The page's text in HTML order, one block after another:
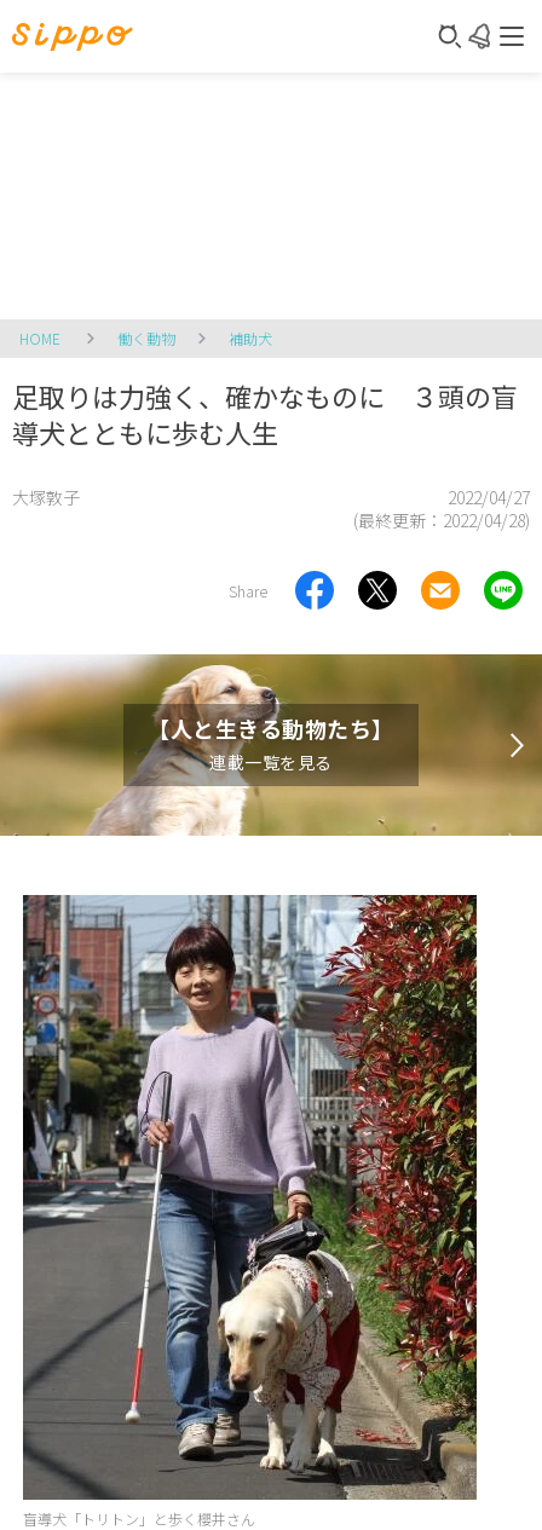
HOME 働く動物 補助犬
足取りは力強く、確かなものに ３頭の盲
導犬とともに歩む人生
大塚敦子
2022/04/27
(最終更新： 2022/04/28)
Share
【人と生きる動物たち】
連載一覧を見る
盲導犬「トリトン」と歩く櫻井さん